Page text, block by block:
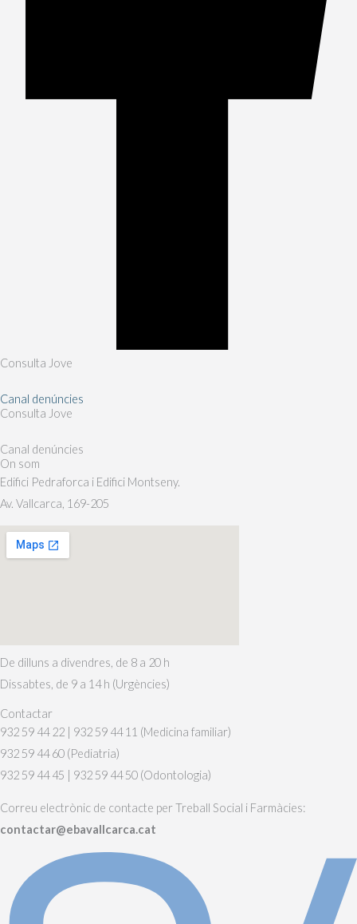
Consulta Jove
Canal denúncies
Consulta Jove
Canal denúncies
On som
Edifici Pedraforca i Edifici Montseny.
Av. Vallcarca, 169-205
De dilluns a divendres, de 8 a 20 h
Dissabtes, de 9 a 14 h (Urgències)
Contactar
932 59 44 22 | 932 59 44 11 (Medicina familiar)
932 59 44 60 (Pediatria)
932 59 44 45 | 932 59 44 50 (Odontologia)
Correu electrònic de contacte per Treball Social i Farmàcies:
contactar@ebavallcarca.cat